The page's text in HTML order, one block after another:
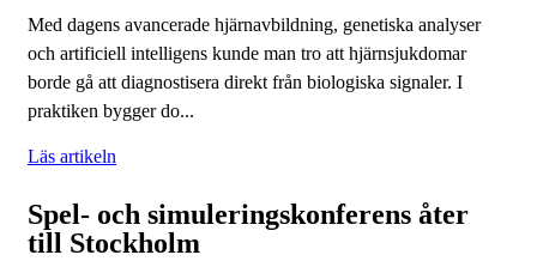
Med dagens avancerade hjärnavbildning, genetiska analyser
och artificiell intelligens kunde man tro att hjärnsjukdomar
borde gå att diagnostisera direkt från biologiska signaler. I
praktiken bygger do...
Läs artikeln
Spel- och simuleringskonferens åter
till Stockholm